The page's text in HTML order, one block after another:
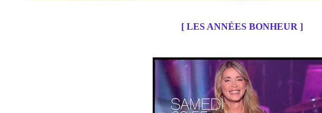
[ LES ANNÉES BONHEUR ]